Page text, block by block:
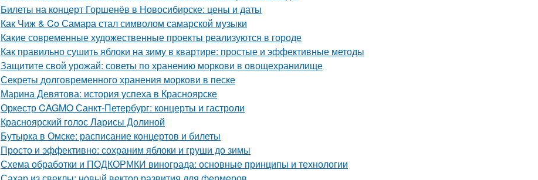
Билеты на концерт Горшенёв в Новосибирске: цены и даты
Как Чиж & Co Самара стал символом самарской музыки
Какие современные художественные проекты реализуются в городе
Как правильно сушить яблоки на зиму в квартире: простые и эффективные методы
Защитите свой урожай: советы по хранению моркови в овощехранилище
Секреты долговременного хранения моркови в песке
Марина Девятова: история успеха в Красноярске
Оркестр CAGMO Санкт-Петербург: концерты и гастроли
Красноярский голос Ларисы Долиной
Бутырка в Омске: расписание концертов и билеты
Просто и эффективно: сохраним яблоки и груши до зимы
Схема обработки и ПОДКОРМКИ винограда: основные принципы и технологии